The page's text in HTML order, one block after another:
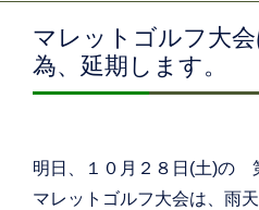
マレットゴルフ大
為、延期します。
明日、１０月２８日(土)の
マレットゴルフ大会は、雨